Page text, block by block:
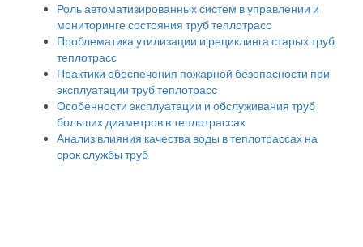
Роль автоматизированных систем в управлении и
мониторинге состояния труб теплотрасс
Проблематика утилизации и рециклинга старых труб
теплотрасс
Практики обеспечения пожарной безопасности при
эксплуатации труб теплотрасс
Особенности эксплуатации и обслуживания труб
больших диаметров в теплотрассах
Анализ влияния качества воды в теплотрассах на
срок службы труб